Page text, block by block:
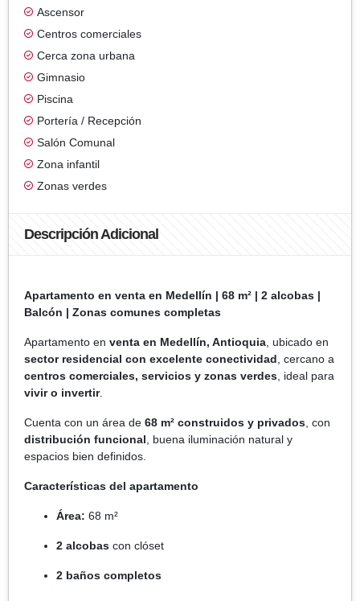
Ascensor
Centros comerciales
Cerca zona urbana
Gimnasio
Piscina
Portería / Recepción
Salón Comunal
Zona infantil
Zonas verdes
Descripción Adicional
Apartamento en venta en Medellín | 68 m² | 2 alcobas |
Balcón | Zonas comunes completas
Apartamento en venta en Medellín, Antioquia , ubicado en
sector residencial con excelente conectividad , cercano a
centros comerciales, servicios y zonas verdes , ideal para
vivir o invertir.
Cuenta con un área de 68 m² construidos y privados , con
distribución funcional , buena iluminación natural y
espacios bien definidos.
Características del apartamento
Área: 68 m²
2 alcobas con clóset
2 baños completos